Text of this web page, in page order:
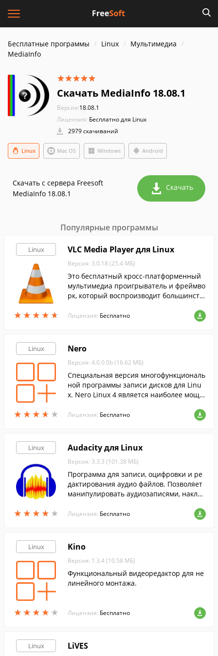
Бесплатные программы Linux
Мультимедиа
MediaInfo
Скачать MediaInfo 18.08.1
Версия:18.08.1
Лицензия: Бесплатно для Linux
2979 скачиваний
Mac OS
Linux Windows Android
Скачать с сервера Freesoft
MediaInfo 18.08.1
Скачать
Популярные программы
Linux
★ ★ ★ ★ ★
★ ★ ★ ★ ★
VLC Media Player для Linux
Версия: 3.0.18 (25.4 МБ)
Это бесплатный кросс-платформенный
мультимедиа проигрыватель и фреймво
рк, который воспроизводит большинств
Audio CD, VCD и т.д.
Лицензия: Бесплатно
Linux
★ ★ ★ ★ ★
★ ★ ★ ★ ★
Nero
Версия: 4.0.0.0b (16.62 МБ)
Cпециальная версия многофункциональ
ной программы записи дисков для Linu
x. Nero Linux 4 является наиболее мощн
записи в ОС Linux.
Лицензия: Бесплатно
Linux
★ ★ ★ ★ ★
★ ★ ★ ★ ★
Audacity для Linux
Версия: 3.3.3 (101.38 МБ)
Программа для записи, оцифровки и ре
дактирования аудио файлов. Позволяет
манипулировать аудиозаписями, наклад
параметры.
Лицензия: Бесплатно
Linux
★ ★ ★ ★ ★
★ ★ ★ ★ ★
Kino
Версия: 1.3.4 (10.58 МБ)
Функциональный видеоредактор для не
линейного монтажа.
Лицензия: Бесплатно
Linux LiVES